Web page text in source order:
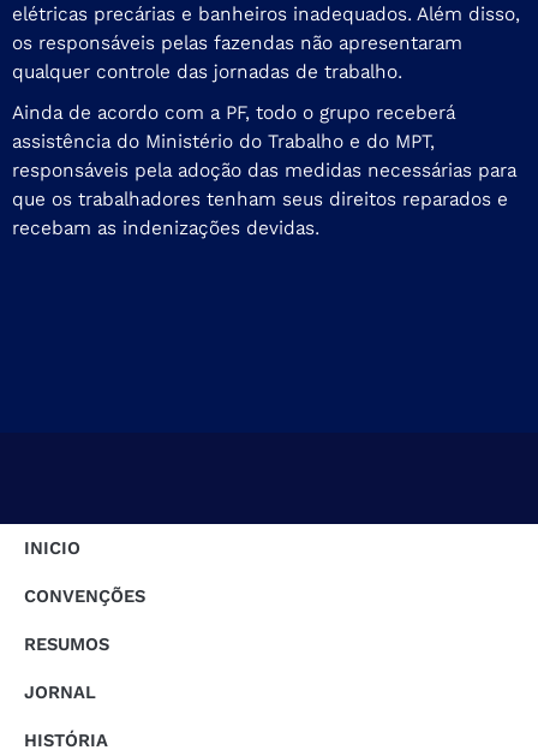
elétricas precárias e banheiros inadequados. Além disso,
os responsáveis pelas fazendas não apresentaram
qualquer controle das jornadas de trabalho.
Ainda de acordo com a PF, todo o grupo receberá
assistência do Ministério do Trabalho e do MPT,
responsáveis pela adoção das medidas necessárias para
que os trabalhadores tenham seus direitos reparados e
recebam as indenizações devidas.
INICIO
CONVENÇÕES
RESUMOS
JORNAL
HISTÓRIA